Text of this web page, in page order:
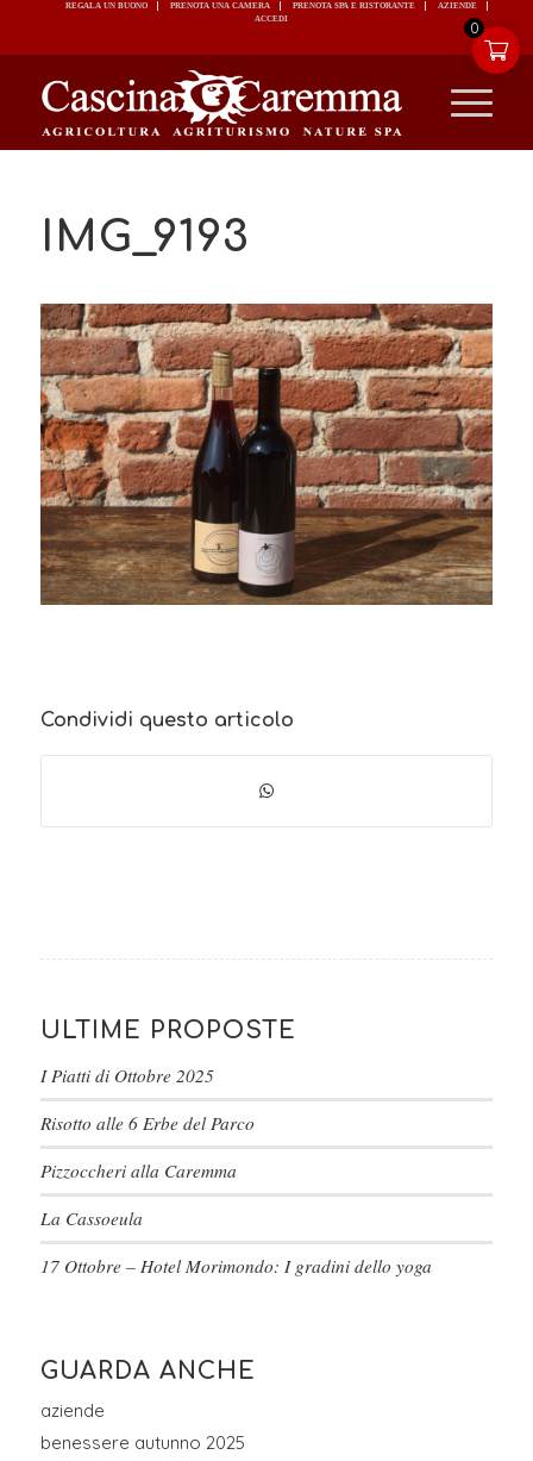
0
REGALA UN BUONO PRENOTA UNA CAMERA PRENOTA SPA E RISTORANTE
IMG_9193
Condividi questo articolo
ULTIME PROPOSTE
I Piatti di Ottobre 2025
Risotto alle 6 Erbe del Parco
Pizzoccheri alla Caremma
La Cassoeula
17 Ottobre – Hotel Morimondo: I gradini dello yoga
GUARDA ANCHE
aziende
benessere autunno 2025